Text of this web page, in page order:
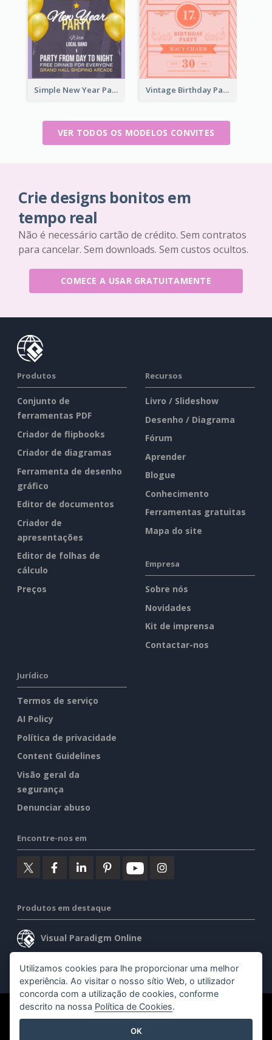
Simple New Year Party Invitation Design Ideas Vintage Birthday Party Invitation Design For The Ladies
VER TODOS OS MODELOS CONVITES
Crie designs bonitos em
tempo real
Não é necessário cartão de crédito. Sem contratos
para cancelar. Sem downloads. Sem custos ocultos.
COMECE A USAR GRATUITAMENTE
Produtos
Conjunto de
ferramentas PDF
Criador de flipbooks
Criador de diagramas
Ferramenta de desenho
gráfico
Editor de documentos
Criador de
apresentações
Editor de folhas de
cálculo
Preços
Recursos
Livro / Slideshow
Desenho / Diagrama
Fórum
Aprender
Blogue
Conhecimento
Ferramentas gratuitas
Mapa do site
Empresa
Sobre nós
Novidades
Kit de imprensa
Contactar-nos
Jurídico
Termos de serviço
AI Policy
Política de privacidade
Content Guidelines
Visão geral da
segurança
Denunciar abuso
Encontre-nos em
Produtos em destaque
Visual Paradigm Online
Visual Paradigm Desktop
©2026 by Visual Paradigm. Todos os direitos reservados.
Utilizamos cookies para lhe proporcionar uma melhor
experiência. Ao visitar o nosso sítio Web, o utilizador
concorda com a utilização de cookies, conforme
descrito na nossa Política de Cookies.
OK